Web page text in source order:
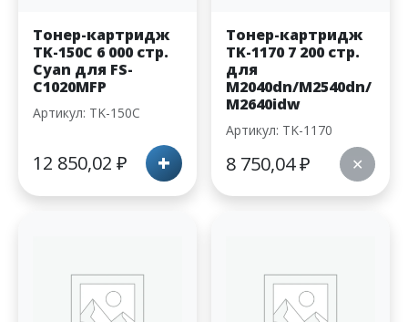
Тонер-картридж
TK-150C 6 000 стр.
Cyan для FS-
C1020MFP
Артикул: TK-150C
12 850,02 ₽ +
Тонер-картридж
TK-1170 7 200 стр.
для
M2040dn/M2540dn/
M2640idw
Артикул: TK-1170
8 750,04₽ ✕